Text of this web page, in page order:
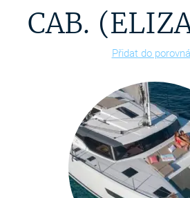
CAB.
Přidat do